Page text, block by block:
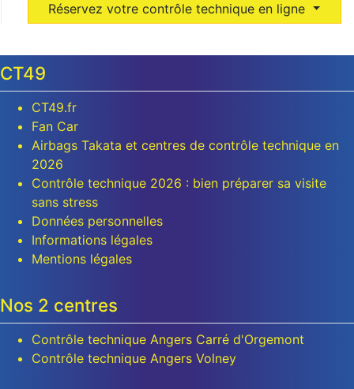
Réservez votre contrôle technique en ligne
CT49
CT49.fr
Fan Car
Airbags Takata et centres de contrôle technique en
2026
Contrôle technique 2026 : bien préparer sa visite
sans stress
Données personnelles
Informations légales
Mentions légales
Nos 2 centres
Contrôle technique Angers Carré d'Orgemont
Contrôle technique Angers Volney